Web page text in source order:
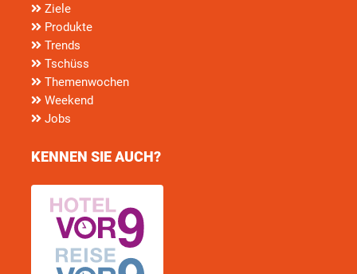
Ziele
Produkte
Trends
Tschüss
Themenwochen
Weekend
Jobs
KENNEN SIE AUCH?